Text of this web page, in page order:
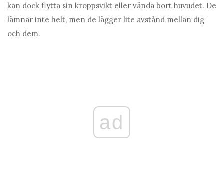
kan dock flytta sin kroppsvikt eller vända bort huvudet. De
lämnar inte helt, men de lägger lite avstånd mellan dig
och dem.
ad